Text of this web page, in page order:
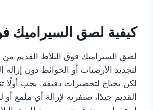
كيفية لصق السيراميك
لصق السيراميك فوق البلاط القديم
لتجديد الأرضيات أو الحوائط دون إزالة
لكن يحتاج لتحضيرات دقيقة. يجب أولًا
القديم جيدًا، صنفرته لإزالة أي ملمع أو